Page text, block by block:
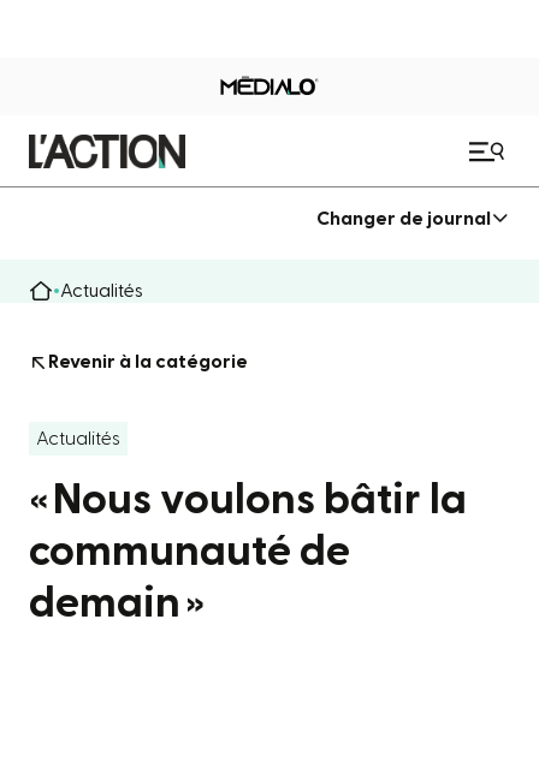
Changer de journal
Actualités
Revenir à la catégorie
Actualités
« Nous voulons bâtir la
communauté de
demain »